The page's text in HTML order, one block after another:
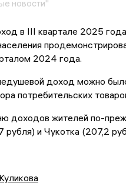
новости"
в III квартале 2025
2024 года.
доход можно
потребительских
доходов жителей по-
и Чукотка (207,2